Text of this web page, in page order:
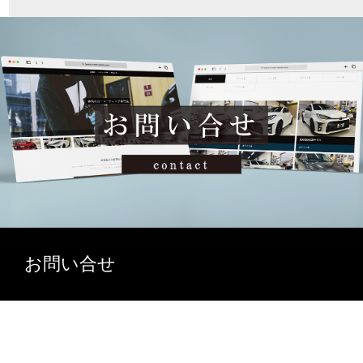
お問い合せ